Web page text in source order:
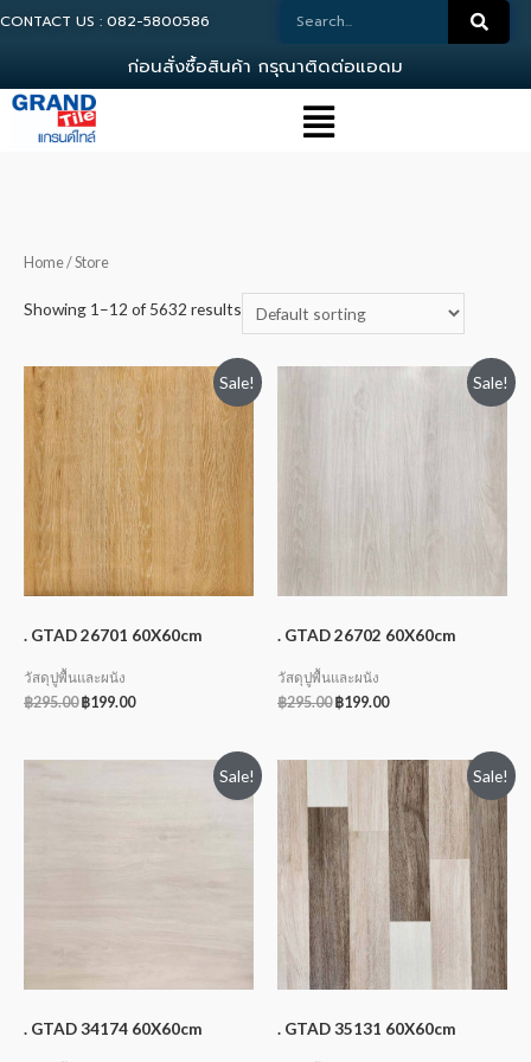
CONTACT US : 082-5800586
อนสงซอสนคา ก รณาตดตอแอดมน
Home/ Store
Showing 1–12 of 5632 results
Sale!
. GTAD 26701 60X60cm
วัสดุปูพื้นและผนัง
฿295.00 ฿199.00
Sale!
. GTAD 26702 60X60cm
วัสดุปูพื้นและผนัง
฿295.00 ฿199.00
Sale!
. GTAD 34174 60X60cm
Sale!
. GTAD 35131 60X60cm